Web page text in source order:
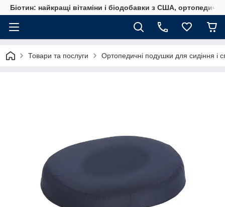
Біотин: найкращі вітаміни і біодобавки з США,
Товари та послуги Ортопедичні подушки для сидіння і